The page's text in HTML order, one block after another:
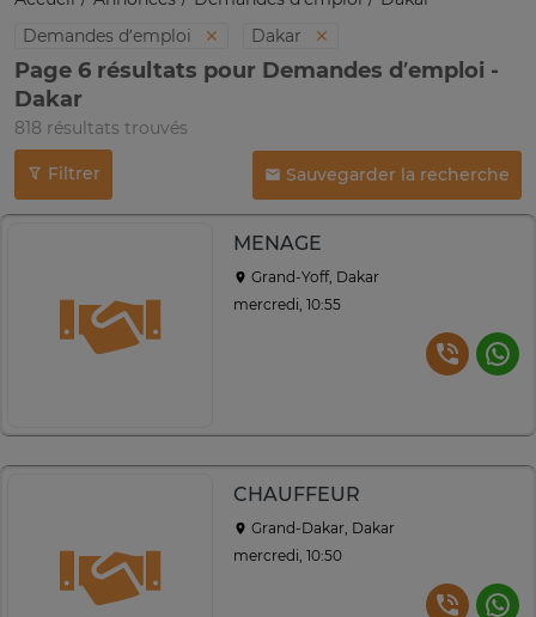
Demandes d’emploi
Dakar
Page 6 résultats pour Demandes d’emploi -
Dakar
818 résultats trouvés
Filtrer Sauvegarder la recherche
MENAGE
Grand-Yoff, Dakar
mercredi, 10:55
CHAUFFEUR
Grand-Dakar, Dakar
mercredi, 10:50